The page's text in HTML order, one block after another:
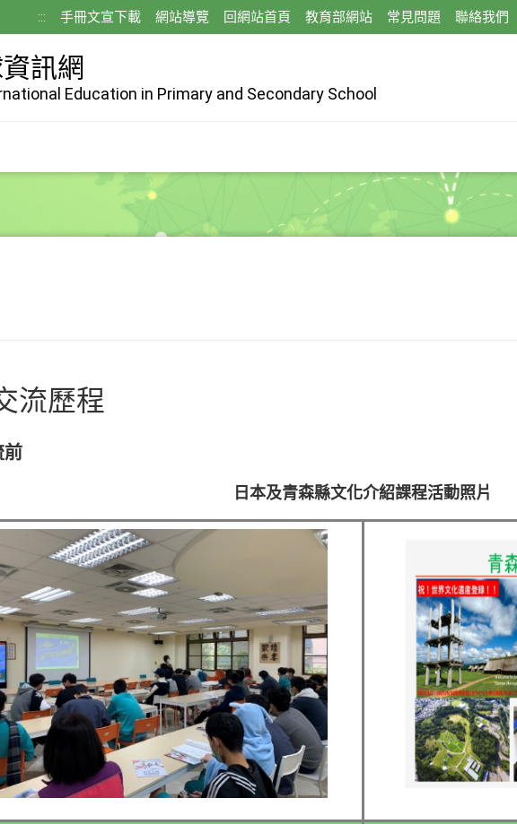
::: 手冊文宣下載 網站導覽 回網站首頁 教育部網站 常見問題 聯絡我們
訊網
Education in Primary and Secondary School
流歷程
前
日本及青森縣文化介紹課程活動照片